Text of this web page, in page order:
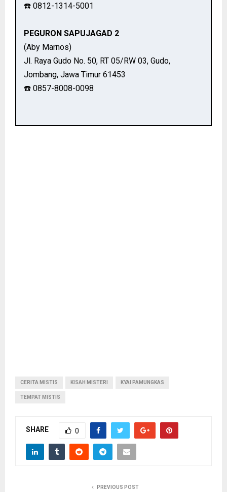
☎️ 0812-1314-5001
PEGURON SAPUJAGAD 2
(Aby Marnos)
Jl. Raya Gudo No. 50, RT 05/RW 03, Gudo,
Jombang, Jawa Timur 61453
☎️ 0857-8008-0098
CERITA MISTIS KISAH MISTERI KYAI PAMUNGKAS
TEMPAT MISTIS
SHARE 0
PREVIOUS POST